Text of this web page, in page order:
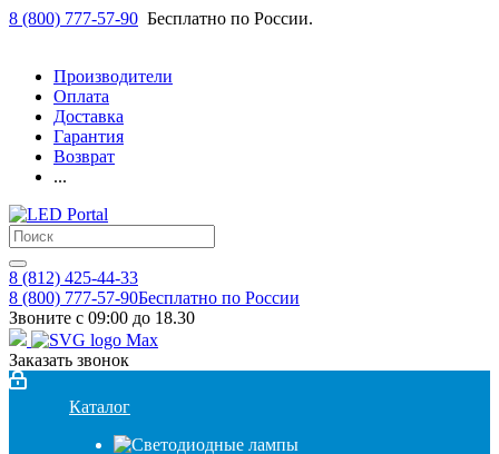
8 (800) 777-57-90 Бесплатно по России.
Производители
Оплата
Доставка
Гарантия
Возврат
...
8 (812) 425-44-33
8 (800) 777-57-90Бесплатно по России
Звоните с 09:00 до 18.30
Заказать звонок
Каталог